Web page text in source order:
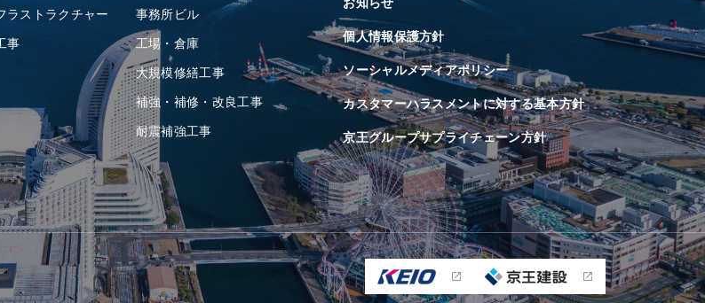
ラストラクチャー
事
事務所ビル
⼯場・倉庫
⼤規模修繕工事
補強・補修・改良工事
耐震補強⼯事
個人情報保護方針
ソーシャルメディアポリシー
カスタマーハラスメントに対する基本方針
京王グループサプライチェーン方針